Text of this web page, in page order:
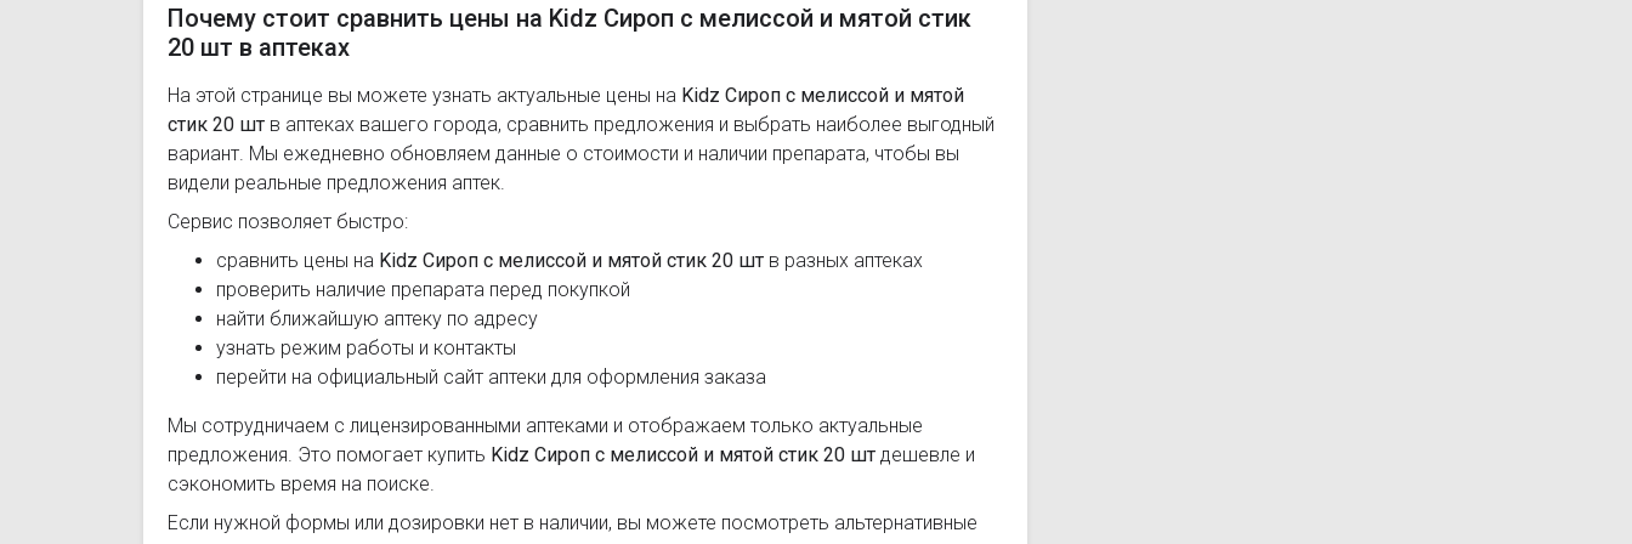
Почему стоит сравнить цены на Kidz Сироп с мелиссой и мятой стик
20 шт в аптеках
На этой странице вы можете узнать актуальные цены на Kidz Сироп с мелиссой и мятой
стик 20 шт в аптеках вашего города, сравнить предложения и выбрать наиболее выгодный
вариант. Мы ежедневно обновляем данные о стоимости и наличии препарата, чтобы вы
видели реальные предложения аптек.
Сервис позволяет быстро:
сравнить цены на Kidz Сироп с мелиссой и мятой стик 20 шт в разных аптеках
проверить наличие препарата перед покупкой
найти ближайшую аптеку по адресу
узнать режим работы и контакты
перейти на официальный сайт аптеки для оформления заказа
Мы сотрудничаем с лицензированными аптеками и отображаем только актуальные
предложения. Это помогает купить Kidz Сироп с мелиссой и мятой стик 20 шт дешевле и
сэкономить время на поиске.
Если нужной формы или дозировки нет в наличии, вы можете посмотреть альтернативные